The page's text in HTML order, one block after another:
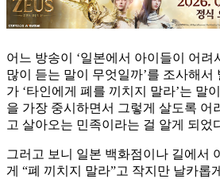
어느 방송이 ‘일본에서 아이들이 어
많이 듣는 말이 무엇일까’를 조사해서
가 ‘타인에게 폐를 끼치지 말라’는 말
을 가장 중시하면서 그렇게 살도록 어
고 살아오는 민족이라는 걸 알게 되었
그러고 보니 일본 백화점이나 길에서
게 “폐 끼치지 말라”고 작지만 날카롭